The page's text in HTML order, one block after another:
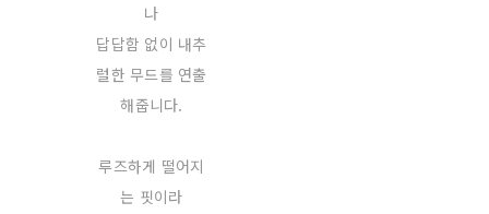
나
답답함 없이 내추
럴한 무드를 연출
해줍니다.
루즈하게 떨어지
는 핏이라